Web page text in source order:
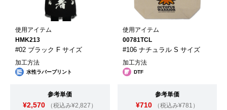
使用アイテム
HMK213
#02 ブラック F サイズ
加工方法
水性ラバープリント
参考単価
¥2,570 （税込み¥2,827）
使用アイテム
00781TCL
#106 ナチュラル S サイズ
加工方法
DTF
参考単価
¥710 （税込み¥781）